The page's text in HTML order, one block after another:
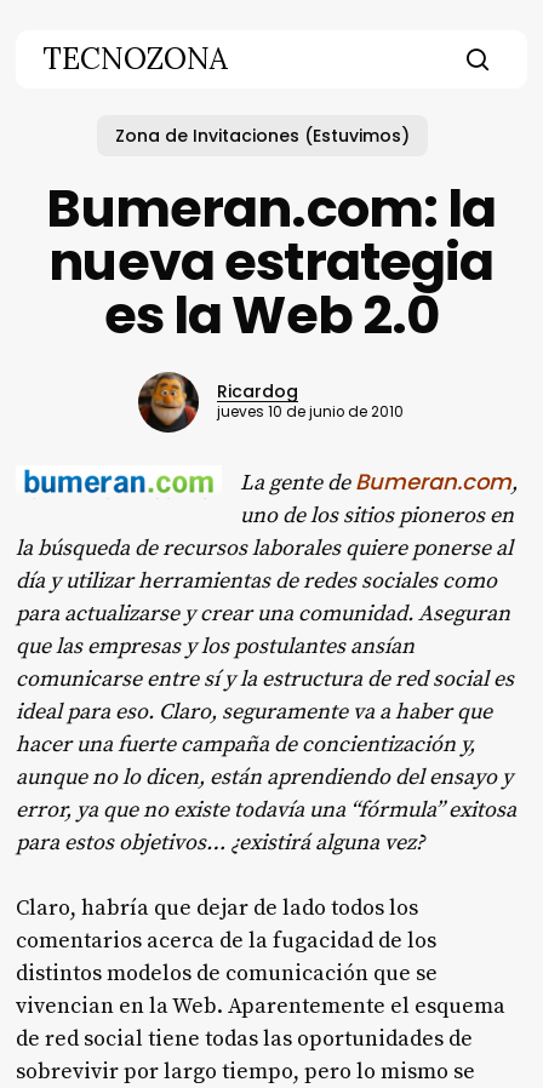
TECNOZONA
Zona de Invitaciones (Estuvimos)
Bumeran.com: la
nueva estrategia
es la Web 2.0
Ricardog
jueves 10 de junio de 2010
La gente deBumeran.com,
uno de los sitios pioneros en
la búsqueda de recursos laborales quiere ponerse al
día y utilizar herramientas de redes sociales como
para actualizarse y crear una comunidad. Aseguran
que las empresas y los postulantes ansían
comunicarse entre sí y la estructura de red social es
ideal para eso. Claro, seguramente va a haber que
hacer una fuerte campaña de concientización y,
aunque no lo dicen, están aprendiendo del ensayo y
error, ya que no existe todavía una “fórmula” exitosa
para estos objetivos… ¿existirá alguna vez?
Claro, habría que dejar de lado todos los
comentarios acerca de la fugacidad de los
distintos modelos de comunicación que se
vivencian en la Web. Aparentemente el esquema
de red social tiene todas las oportunidades de
sobrevivir por largo tiempo, pero lo mismo se